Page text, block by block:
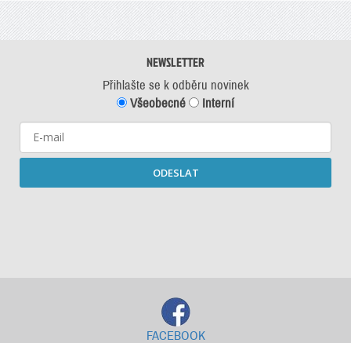
NEWSLETTER
Přihlašte se k odběru novinek
Všeobecné
Interní
ODESLAT
FACEBOOK